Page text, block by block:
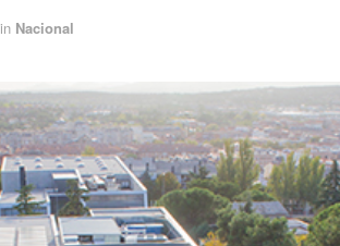
in Nacional